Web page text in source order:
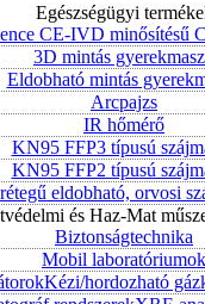
Egészségügyi
CE-IVD minősítésű
3D mintás
Eldobható mintás
Arcpajzs
IR hőmérő
KN95 FFP3 típusú
KN95 FFP2 típusú
eldobható, orvosi
és Haz-Mat
Biztonságtechnika
Mobil laboratóriumok
Kézi/hordozható